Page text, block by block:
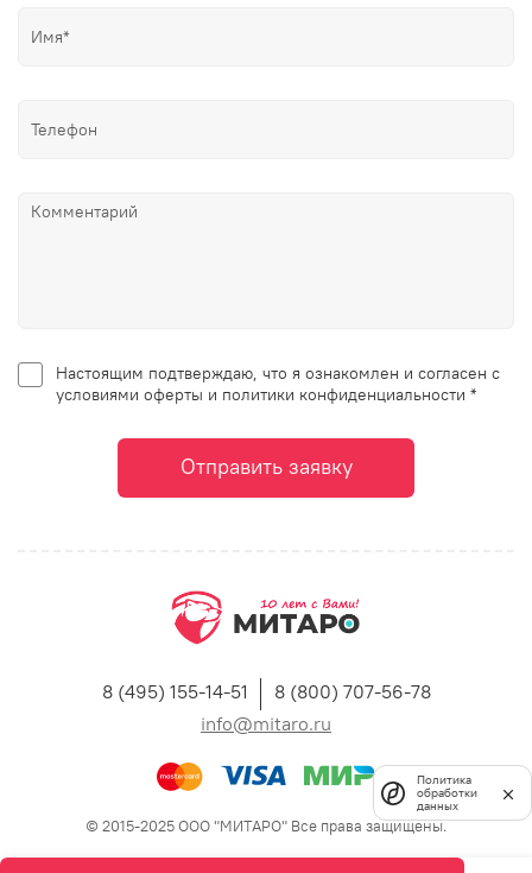
Настоящим подтверждаю, что я ознакомлен и согласен с
условиями оферты и политики конфиденциальности *
Отправить заявку
8 (495) 155-14-51
8 (800) 707-56-78
info@mitaro.ru
© 2015-2025 ООО "МИТАРО" Все права защищены.
Политика
обработки
данных